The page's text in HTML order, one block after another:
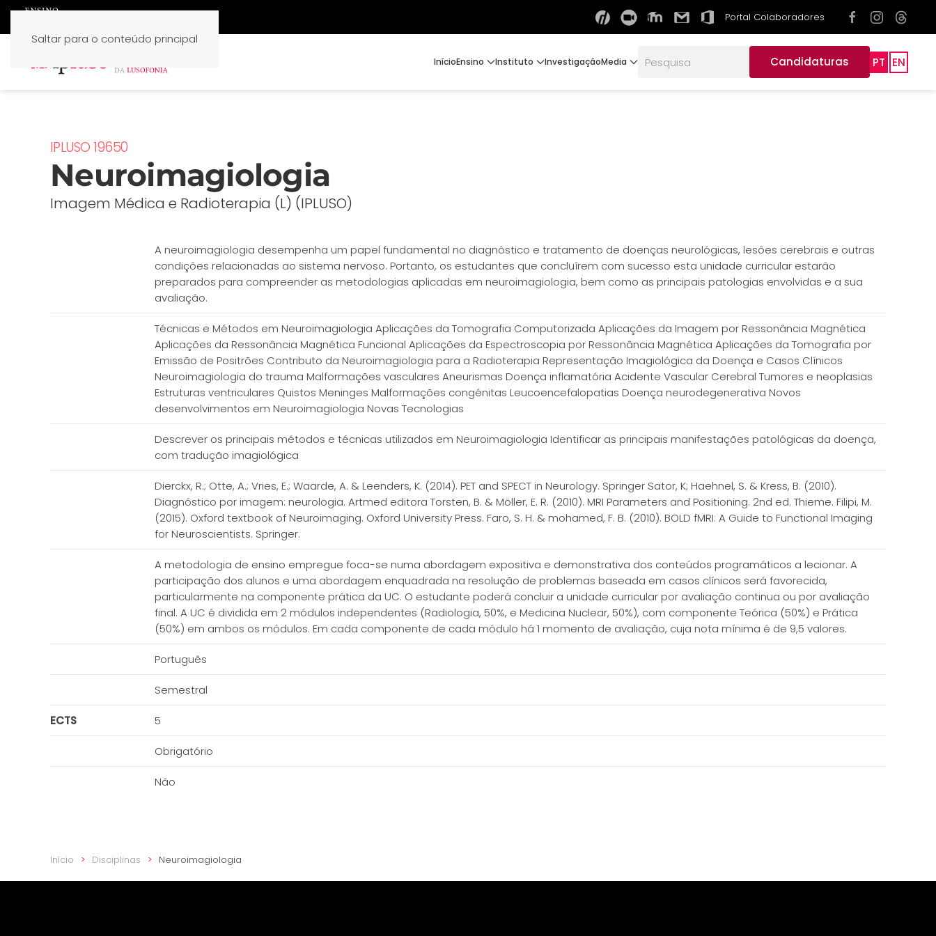
Saltar para o conteúdo principal
Portal Colaboradores
InícioEnsino Instituto InvestigaçãoMedia Candidaturas PT EN
IPLUSO 19650
Neuroimagiologia
Imagem Médica e Radioterapia (L) (IPLUSO)
A neuroimagiologia desempenha um papel fundamental no diagnóstico e tratamento de doenças neurológicas, lesões cerebrais e outras
condições relacionadas ao sistema nervoso. Portanto, os estudantes que concluírem com sucesso esta unidade curricular estarão
preparados para compreender as metodologias aplicadas em neuroimagiologia, bem como as principais patologias envolvidas e a sua
avaliação.
Técnicas e Métodos em Neuroimagiologia Aplicações da Tomografia Computorizada Aplicações da Imagem por Ressonância Magnética
Aplicações da Ressonância Magnética Funcional Aplicações da Espectroscopia por Ressonância Magnética Aplicações da Tomografia por
Emissão de Positrões Contributo da Neuroimagiologia para a Radioterapia Representação Imagiológica da Doença e Casos Clínicos
Neuroimagiologia do trauma Malformações vasculares Aneurismas Doença inflamatória Acidente Vascular Cerebral Tumores e neoplasias
Estruturas ventriculares Quistos Meninges Malformações congénitas Leucoencefalopatias Doença neurodegenerativa Novos
desenvolvimentos em Neuroimagiologia Novas Tecnologias
Descrever os principais métodos e técnicas utilizados em Neuroimagiologia Identificar as principais manifestações patológicas da doença,
com tradução imagiológica
Dierckx, R.; Otte, A.; Vries, E.; Waarde, A. & Leenders, K. (2014). PET and SPECT in Neurology. Springer Sator, K; Haehnel, S. & Kress, B. (2010).
Diagnóstico por imagem: neurologia. Artmed editora Torsten, B. & Möller, E. R. (2010). MRI Parameters and Positioning. 2nd ed. Thieme. Filipi, M.
(2015). Oxford textbook of Neuroimaging. Oxford University Press. Faro, S. H. & mohamed, F. B. (2010). BOLD fMRI: A Guide to Functional Imaging
for Neuroscientists. Springer.
A metodologia de ensino empregue foca-se numa abordagem expositiva e demonstrativa dos conteúdos programáticos a lecionar. A
participação dos alunos e uma abordagem enquadrada na resolução de problemas baseada em casos clínicos será favorecida,
particularmente na componente prática da UC. O estudante poderá concluir a unidade curricular por avaliação continua ou por avaliação
final. A UC é dividida em 2 módulos independentes (Radiologia, 50%, e Medicina Nuclear, 50%), com componente Teórica (50%) e Prática
(50%) em ambos os módulos. Em cada componente de cada módulo há 1 momento de avaliação, cuja nota mínima é de 9,5 valores.
Português
Semestral
ECTS 5
Obrigatório
Não
Início Disciplinas Neuroimagiologia